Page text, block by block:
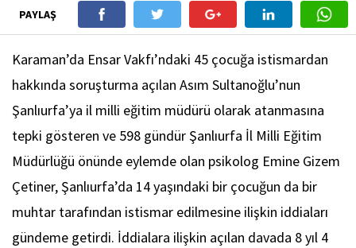
PAYLAŞ
Karaman’da Ensar Vakfı’ndaki 45 çocuğa istismardan
hakkında soruşturma açılan Asım Sultanoğlu’nun
Şanlıurfa’ya il milli eğitim müdürü olarak atanmasına
tepki gösteren ve 598 gündür Şanlıurfa İl Milli Eğitim
Müdürlüğü önünde eylemde olan psikolog Emine Gizem
Çetiner, Şanlıurfa’da 14 yaşındaki bir çocuğun da bir
muhtar tarafından istismar edilmesine ilişkin iddiaları
gündeme getirdi. İddialara ilişkin açılan davada 8 yıl 4